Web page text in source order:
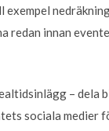
redan innan
– dela
sociala medier